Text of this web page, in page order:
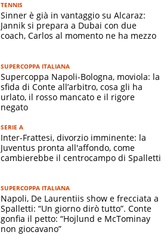
TENNIS
Sinner è già in vantaggio su Alcaraz:
Jannik si prepara a Dubai con due
coach, Carlos al momento ne ha mezzo
SUPERCOPPA ITALIANA
Supercoppa Napoli-Bologna, moviola: la
sfida di Conte all’arbitro, cosa gli ha
urlato, il rosso mancato e il rigore
negato
SERIE A
Inter-Frattesi, divorzio imminente: la
Juventus pronta all'affondo, come
cambierebbe il centrocampo di Spalletti
SUPERCOPPA ITALIANA
Napoli, De Laurentiis show e frecciata a
Spalletti: “Un giorno dirò tutto”. Conte
gonfia il petto: “Hojlund e McTominay
non giocavano”